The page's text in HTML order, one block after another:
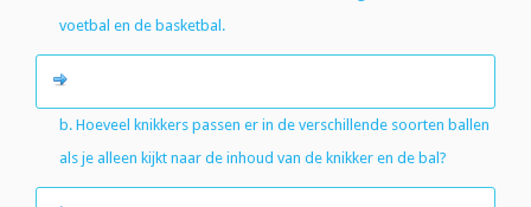
voetbal en de basketbal.
b. Hoeveel knikkers passen er in de verschillende soorten ballen
als je alleen kijkt naar de inhoud van de knikker en de bal?